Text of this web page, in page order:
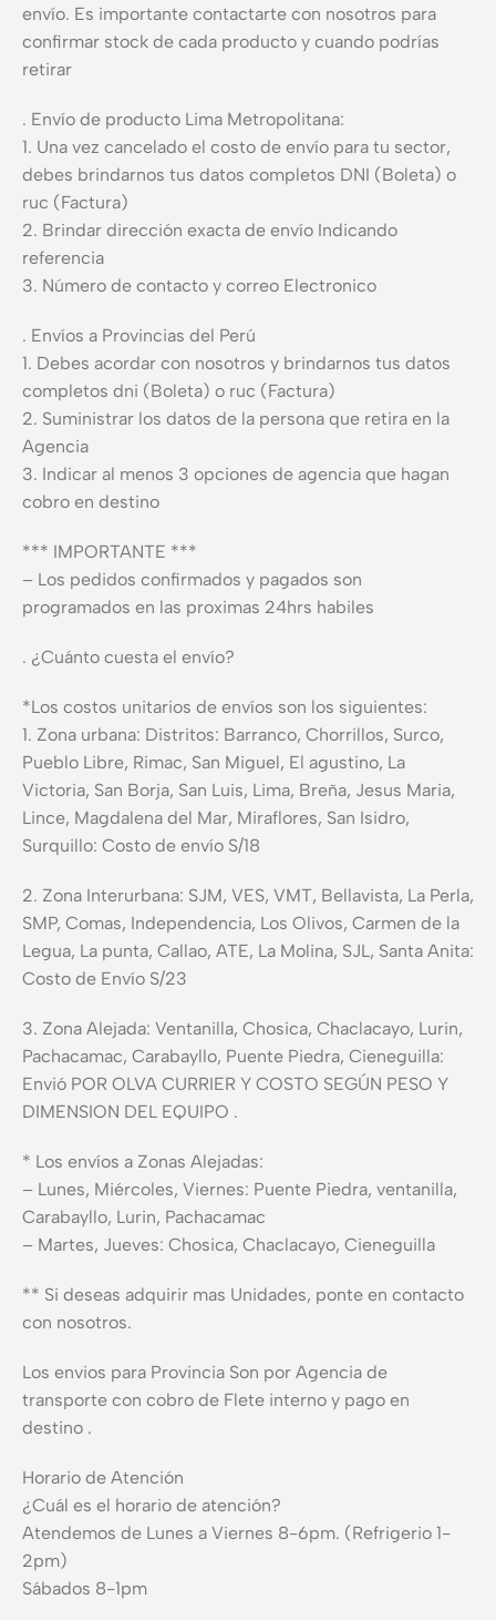
envío. Es importante contactarte con nosotros para
confirmar stock de cada producto y cuando podrías
retirar
. Envío de producto Lima Metropolitana:
1. Una vez cancelado el costo de envío para tu sector,
debes brindarnos tus datos completos DNI (Boleta) o
ruc (Factura)
2. Brindar dirección exacta de envío Indicando
referencia
3. Número de contacto y correo Electronico
. Envíos a Provincias del Perú
1. Debes acordar con nosotros y brindarnos tus datos
completos dni (Boleta) o ruc (Factura)
2. Suministrar los datos de la persona que retira en la
Agencia
3. Indicar al menos 3 opciones de agencia que hagan
cobro en destino
*** IMPORTANTE ***
– Los pedidos confirmados y pagados son
programados en las proximas 24hrs habiles
. ¿Cuánto cuesta el envío?
*Los costos unitarios de envíos son los siguientes:
1. Zona urbana: Distritos: Barranco, Chorrillos, Surco,
Pueblo Libre, Rimac, San Miguel, El agustino, La
Victoria, San Borja, San Luis, Lima, Breña, Jesus Maria,
Lince, Magdalena del Mar, Miraflores, San Isidro,
Surquillo: Costo de envío S/18
2. Zona Interurbana: SJM, VES, VMT, Bellavista, La Perla,
SMP, Comas, Independencia, Los Olivos, Carmen de la
Legua, La punta, Callao, ATE, La Molina, SJL, Santa Anita:
Costo de Envío S/23
3. Zona Alejada: Ventanilla, Chosica, Chaclacayo, Lurin,
Pachacamac, Carabayllo, Puente Piedra, Cieneguilla:
Envió POR OLVA CURRIER Y COSTO SEGÚN PESO Y
DIMENSION DEL EQUIPO .
* Los envíos a Zonas Alejadas:
– Lunes, Miércoles, Viernes: Puente Piedra, ventanilla,
Carabayllo, Lurin, Pachacamac
– Martes, Jueves: Chosica, Chaclacayo, Cieneguilla
** Si deseas adquirir mas Unidades, ponte en contacto
con nosotros.
Los envios para Provincia Son por Agencia de
transporte con cobro de Flete interno y pago en
destino .
Horario de Atención
¿Cuál es el horario de atención?
Atendemos de Lunes a Viernes 8-6pm. (Refrigerio 1-
2pm)
Sábados 8-1pm